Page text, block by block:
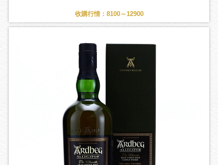
收購行情：8100～12900